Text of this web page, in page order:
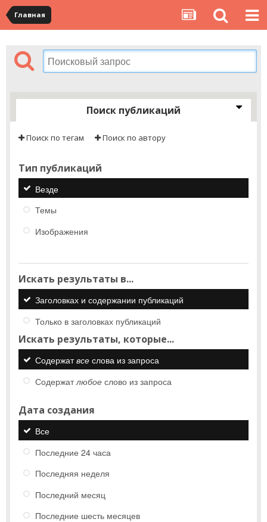
Главная
Поиск публикаций
Поиск по тегам Поиск по автору
Тип публикаций
Везде
Темы
Изображения
Искать результаты в...
Заголовках и содержании публикаций
Только в заголовках публикаций
Искать результаты, которые...
Содержатвсе слова из запроса
Содержатлюбое слово из запроса
Дата создания
Все
Последние 24 часа
Последняя неделя
Последний месяц
Последние шесть месяцев